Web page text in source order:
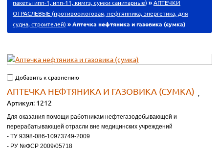
пакеты ипп-1, ипп-11, кимгз, сумки санитарные) »АПТЕЧКИ
ОТРАСЛЕВЫЕ (противоожоговая, нефтянника, энергетика, для
судна, строителей) » Аптечка нефтяника и газовика (сумка)
Добавить к сравнению
АПТЕЧКА НЕФТЯНИКА И ГАЗОВИКА (СУМКА)
Артикул: 1212
Для оказания помощи работникам нефтегазодобывающей и
перерабатывающей отрасли вне медицинских учреждений
- ТУ 9398-086-10973749-2009
- РУ №ФСР 2009/05718